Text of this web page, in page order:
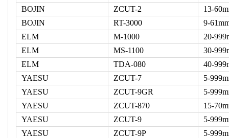
BOJIN
ZCUT-2
13-
BOJIN
RT-3000
9-
ELM
M-1000
20-
ELM
MS-1100
30-
ELM
TDA-080
40-
YAESU
ZCUT-7
5-
YAESU
ZCUT-9GR
5-
YAESU
ZCUT-870
15-
YAESU
ZCUT-9
5-
YAESU
ZCUT-9P
5-